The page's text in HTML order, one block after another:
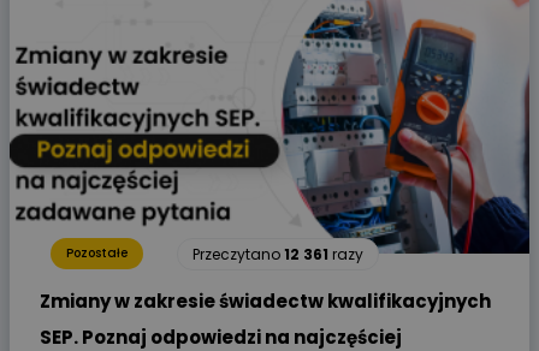
Pozostałe Przeczytano12 361 razy
Zmiany w zakresie świadectw kwalifikacyjnych
SEP. Poznaj odpowiedzi na najczęściej